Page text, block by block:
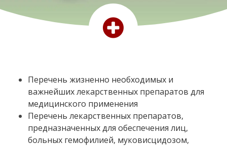
Перечень жизненно необходимых и
важнейших лекарственных препаратов для
медицинского применения
Перечень лекарственных препаратов,
предназначенных для обеспечения лиц,
больных гемофилией, муковисцидозом,